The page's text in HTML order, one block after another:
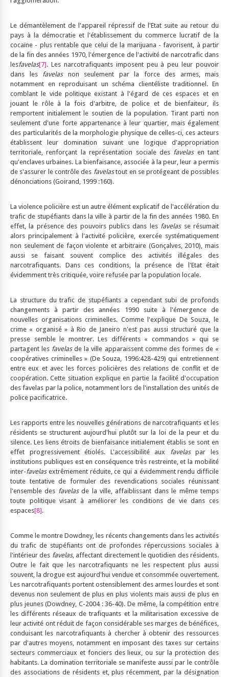
Le démantèlement de l'appareil répressif de l'Etat suite au retour du
pays à la démocratie et l'établissement du commerce lucratif de la
cocaïne - plus rentable que celui de la marijuana - favorisent, à partir
de la fin des années 1970, l'émergence de l'activité de narcotrafic dans
lesfavelas[7]. Les narcotrafiquants imposent peu à peu leur pouvoir
dans les favelasnon seulement par la force des armes, mais
notamment en reproduisant un schéma clientéliste traditionnel. En
comblant le vide politique existant à l'égard de ces espaces et en
jouant le rôle à la fois d'arbitre, de police et de bienfaiteur, ils
remportent initialement le soutien de la population. Tirant parti non
seulement d'une forte appartenance à leur quartier, mais également
des particularités de la morphologie physique de celles-ci, ces acteurs
établissent leur domination suivant une logique d'appropriation
territoriale, renforçant la représentation sociale des favelasen tant
qu'enclaves urbaines. La bienfaisance, associée à la peur, leur a permis
de s'assurer le contrôle des favelastout en se protégeant de possibles
dénonciations (Goirand, 1999 :160).
La violence policière est un autre élément explicatif de l'accélération du
trafic de stupéfiants dans la ville à partir de la fin des années 1980. En
effet, la présence des pouvoirs publics dans les favelasse résumait
alors principalement à l'activité policière, exercée systématiquement
non seulement de façon violente et arbitraire (Gonçalves, 2010), mais
aussi se faisant souvent complice des activités illégales des
narcotrafiquants. Dans ces conditions, la présence de l'Etat était
évidemment très critiquée, voire refusée par la population locale.
La structure du trafic de stupéfiants a cependant subi de profonds
changements à partir des années 1990 suite à l'émergence de
nouvelles organisations criminelles. Comme l'explique De Souza, le
crime « organisé » à Rio de Janeiro n'est pas aussi structuré que la
presse semble le montrer. Les différents « commandos » qui se
partagent les favelasde la ville apparaissent comme des formes de «
coopératives criminelles » (De Souza, 1996:428-429) qui entretiennent
entre eux et avec les forces policières des relations de conflit et de
coopération. Cette situation explique en partie la facilité d'occupation
des favelas par la police, notamment lors de l'installation des unités de
police pacificatrice.
Les rapports entre les nouvelles générations de narcotrafiquants et les
résidents se structurent aujourd'hui plutôt sur la loi de la peur et du
silence. Les liens étroits de bienfaisance initialement établis se sont en
effet progressivement étiolés. L'accessibilité aux favelaspar les
institutions publiques est en conséquence très restreinte, et la mobilité
inter-favelasextrêmement réduite, ce qui a évidemment rendu difficile
toute tentative de formuler des revendications sociales réunissant
l'ensemble des favelasde la ville, affaiblissant dans le même temps
toute politique visant à améliorer les conditions de vie dans ces
espaces[8].
Comme le montre Dowdney, les récents changements dans les activités
du trafic de stupéfiants ont de profondes répercussions sociales à
l'intérieur des favelas, affectant directement le quotidien des résidents.
Outre le fait que les narcotrafiquants ne les respectent plus aussi
souvent, la drogue est aujourd'hui vendue et consommée ouvertement.
Les narcotrafiquants portent ostensiblement des armes lourdes et sont
devenus non seulement de plus en plus violents mais aussi de plus en
plus jeunes (Dowdney, C-2004 : 36-40). De même, la compétition entre
les différents réseaux de trafiquants et la militarisation excessive de
leur activité ont réduit de façon considérable ses marges de bénéfices,
conduisant les narcotrafiquants à chercher à obtenir des ressources
par d'autres moyens, notamment en imposant des taxes sur certains
secteurs commerciaux et fonciers des lieux, ou sur la protection des
habitants. La domination territoriale se manifeste aussi par le contrôle
des associations de résidents et, plus récemment, par la désignation